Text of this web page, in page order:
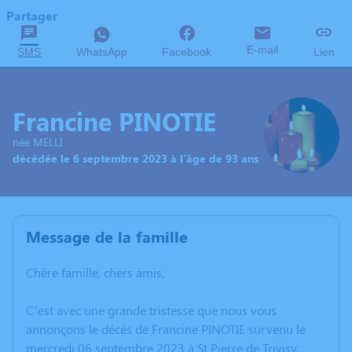
Partager
SMS WhatsApp Facebook E-mail Lien
Francine PINOTIE
née MELLI
décédée le 6 septembre 2023 à l'âge de 93 ans
Message de la famille
Chère famille, chers amis,
C’est avec une grande tristesse que nous vous
annonçons le décès de Francine PINOTIE survenu le
mercredi 06 septembre 2023 à St Pierre de Trivisy.